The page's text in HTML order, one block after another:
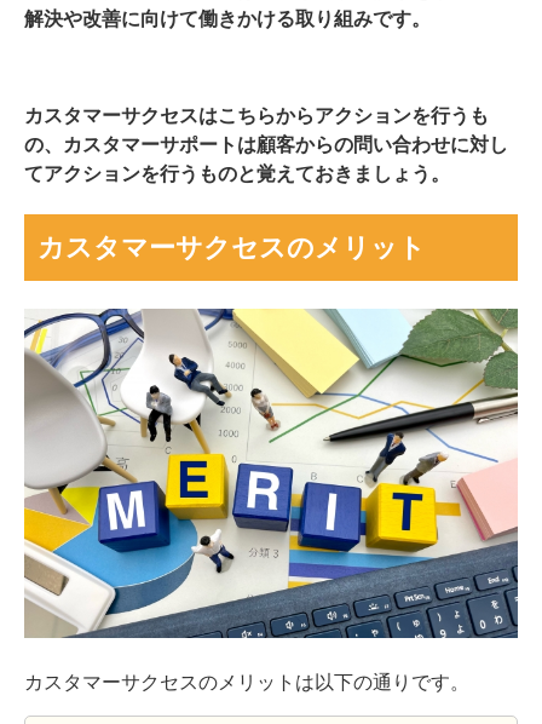
解決や改善に向けて働きかける取り組みです。
カスタマーサクセスはこちらからアクションを行うも
の、カスタマーサポートは顧客からの問い合わせに対し
てアクションを行うものと覚えておきましょう。
カスタマーサクセスのメリット
カスタマーサクセスのメリットは以下の通りです。